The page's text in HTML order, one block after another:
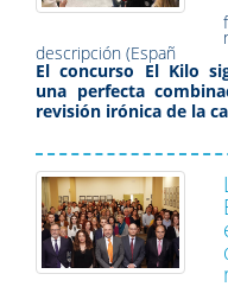
descripción (Españ
El concurso El Kilo
una perfecta
revisión irónica de la